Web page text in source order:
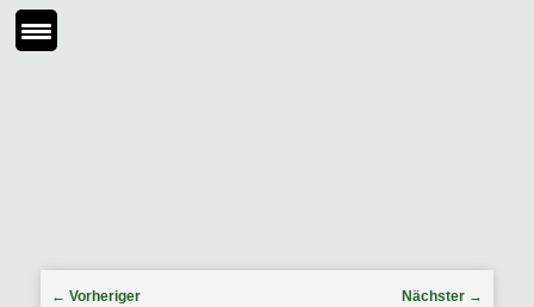
Beitragsnavigation
← Vorheriger Nächster →